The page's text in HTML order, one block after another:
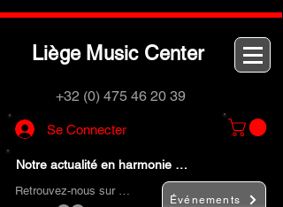
Liège M usic Center
+32 (0) 475 46 20 39
Se Connecter
Notre actualité en harmonie …
Retrouvez-nous sur …
Événements